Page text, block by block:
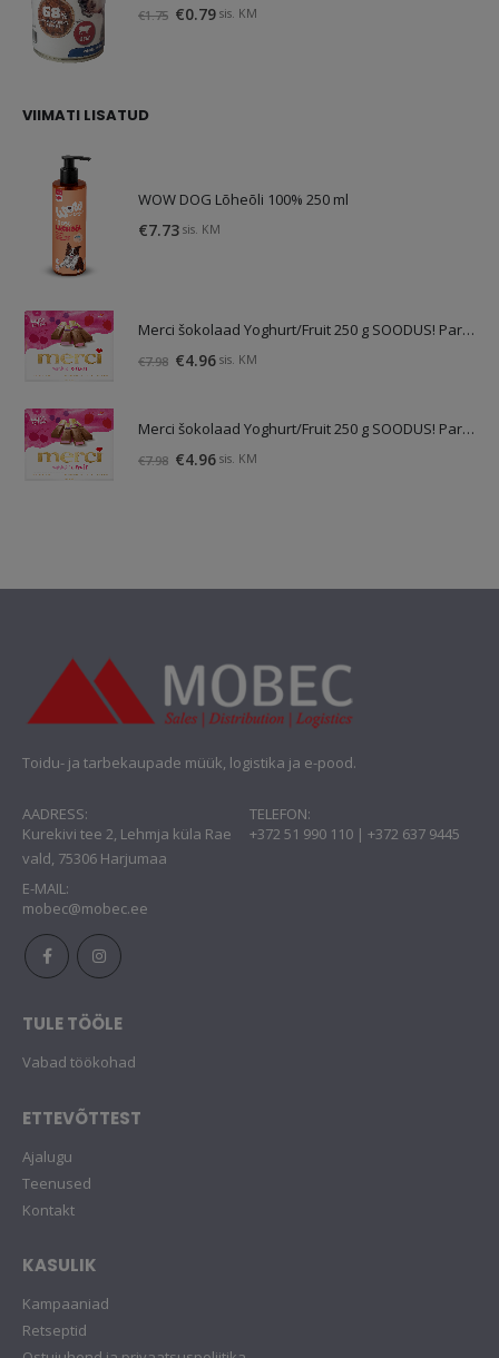
€1.75 Algne
€0.79Praegune
sis. KM
VIIMATI LISATUD
WOW DOG Lõheõli 100% 250 ml
€7.73 sis. KM
Merci šokolaad Yoghurt/Fruit 250 g SOODUS! Parim enne: 01.10.26
€7.98 Algne
€7.98.
€4.96Praegune
€4.96.
sis. KM
Merci šokolaad Yoghurt/Fruit 250 g SOODUS! Parim enne: 01.10.26
€7.98 Algne
€4.96Praegune
sis. KM
Toidu- ja tarbekaupade müük, logistika ja e-pood.
AADRESS:
Kurekivi tee 2, Lehmja küla Rae
vald, 75306 Harjumaa
TELEFON:
+372 51 990 110 | +372 637 9445
E-MAIL:
mobec@mobec.ee
TULE TÖÖLE
Vabad töökohad
ETTEVÕTTEST
Ajalugu
Teenused
Kontakt
KASULIK
Kampaaniad
Retseptid